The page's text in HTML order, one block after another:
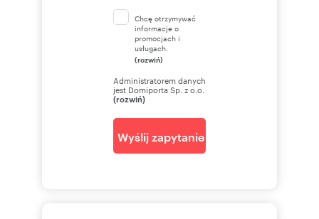
Chcę otrzymywać
informacje o
promocjach i
usługach.
(rozwiń)
Administratorem danych
jest Domiporta Sp. z o.o.
(rozwiń)
Wyślij zapytanie